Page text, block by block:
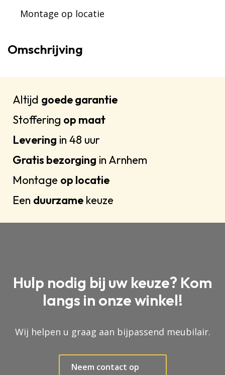
Montage op locatie
Omschrijving
Altijd goede garantie
Stoffering op maat
Levering in 48 uur
Gratis bezorging in Arnhem
Montage op locatie
Een duurzame keuze
Hulp nodig bij uw keuze? Kom
langs in onze winkel!
Wij helpen u graag aan bijpassend meubilair.
Neem contact op